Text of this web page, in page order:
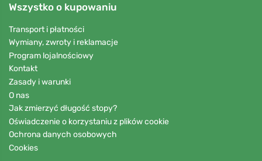
Wszystko o kupowaniu
Transport i płatności
Wymiany, zwroty i reklamacje
Program lojalnościowy
Kontakt
Zasady i warunki
O nas
Jak zmierzyć długość stopy?
Oświadczenie o korzystaniu z plików cookie
Ochrona danych osobowych
Cookies